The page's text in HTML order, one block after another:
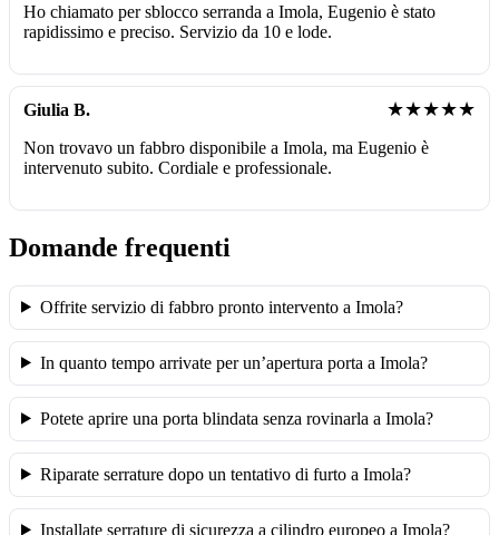
Ho chiamato per sblocco serranda a Imola, Eugenio è stato
rapidissimo e preciso. Servizio da 10 e lode.
Giulia B. ★★★★★
Non trovavo un fabbro disponibile a Imola, ma Eugenio è
intervenuto subito. Cordiale e professionale.
Domande frequenti
Offrite servizio di fabbro pronto intervento a Imola?
In quanto tempo arrivate per un’apertura porta a Imola?
Potete aprire una porta blindata senza rovinarla a Imola?
Riparate serrature dopo un tentativo di furto a Imola?
Installate serrature di sicurezza a cilindro europeo a Imola?